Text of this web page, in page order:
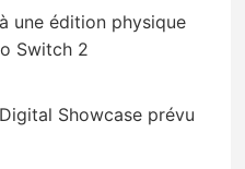
une édition physique
Switch 2
Showcase prévu